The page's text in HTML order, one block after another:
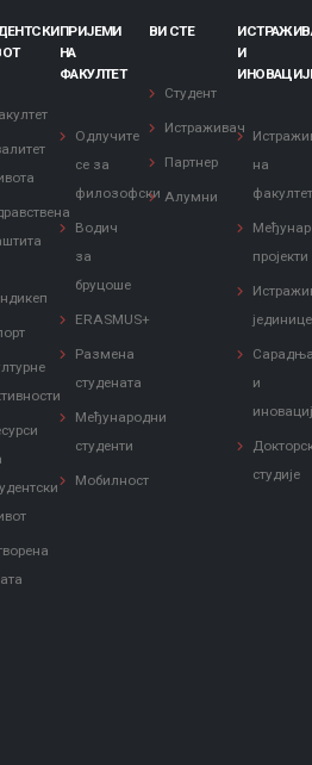
ПРИЈЕМИ
НА
ФАКУЛТЕТ
Одлучите
се за
филозофски
Водич
за
бруцоше
ERASMUS+
Размена
студената
Међународни
студенти
Мобилност
ВИ СТЕ
Студент
Истраживач
Партнер
Алумни
И
на
пројекти
јединице
и
студије